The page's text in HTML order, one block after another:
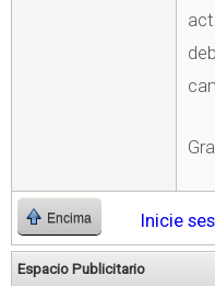
Encima Inicie
Espacio Publicitario